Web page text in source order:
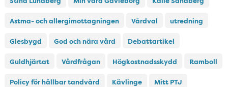
Astma- och allergimottagningen Vårdval utredning
Glesbygd God och nära vård Debattartikel
Guldhjärtat Vårdfrågan Högkostnadsskydd Ramboll
Policy för hållbar tandvård Kävlinge Mitt PTJ